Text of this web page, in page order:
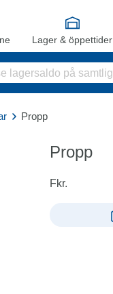
Lager & öppettider
Propp
Propp
Fkr.